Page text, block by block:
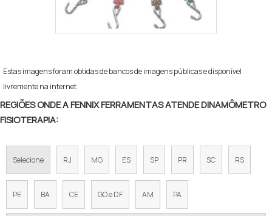
Estas imagens foram obtidas de bancos de imagens públicas e disponível
livremente na internet
REGIÕES ONDE A FENNIX FERRAMENTAS ATENDE DINAMÔMETRO
FISIOTERAPIA:
Selecione RJ MG ES SP PR SC RS
PE BA CE GO e DF AM PA